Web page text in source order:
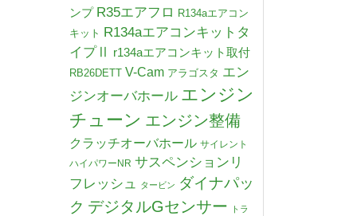
ンプ R35エアフロ R134aエアコン
キット R134aエアコンキットタ
イプⅡ
r134aエアコンキット取付
RB26DETT V-Cam アラゴスタ エン
ジンオーバホール エンジン
チューン エンジン整備
クラッチオーバホール サイレント
ハイパワーNR サスペンションリ
フレッシュ
タービン ダイナパッ
ク デジタルGセンサー
トラ